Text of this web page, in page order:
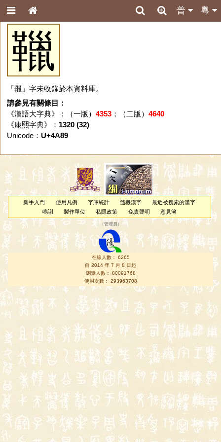
粵
普
䪉
「䪉」字未收錄於本資料庫。
請參見有關條目：
《漢語大字典》：（一版） 4353；（二版） 4640
《康熙字典》： 1320 (32)
Unicode： U+4A89
新手入門 使用凡例 字庫統計 隨機漢字
最近被搜索的漢字
鳴謝
製作單位 私隱政策 免責聲明 意見簿
（管理員 ）
在線人數： 6265
自 2014 年 7 月 8 日起
瀏覽人數： 80091768
使用次數： 293963708